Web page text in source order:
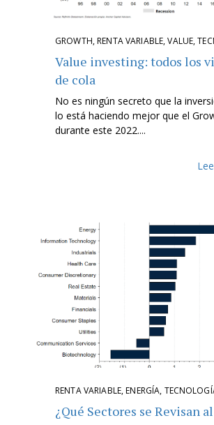
GROWTH,RENTA VARIABLE,VALUE,
Value investing: todos los
de cola
No es ningún secreto que la
lo está haciendo mejor que el
durante este 2022....
RENTA VARIABLE,ENERGÍA,
¿Qué Sectores se Revisan